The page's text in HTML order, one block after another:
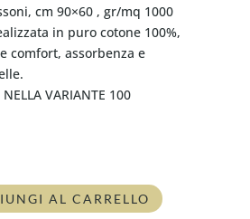
cm 90×60 , gr/mq 1000
in puro cotone 100%,
comfort, assorbenza e
VARIANTE 100
AL CARRELLO